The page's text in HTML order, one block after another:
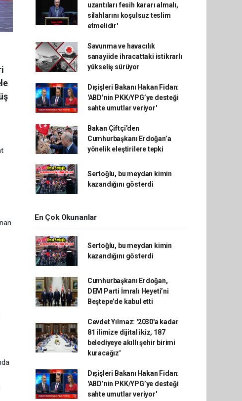
uzantıları fesih kararı almalı,
silahlarını koşulsuz teslim
etmelidir'
Savunma ve havacılık
sanayiide ihracattaki istikrarlı
yükseliş sürüyor
Dışişleri Bakanı Hakan Fidan:
'ABD’nin PKK/YPG’ye desteği
sahte umutlar veriyor'
Bakan Çiftçi’den
Cumhurbaşkanı Erdoğan’a
yönelik eleştirilere tepki
Sertoğlu, bu meydan kimin
kazandığını gösterdi
En Çok Okunanlar
Sertoğlu, bu meydan kimin
kazandığını gösterdi
Cumhurbaşkanı Erdoğan,
DEM Parti İmralı Heyeti’ni
Beştepe’de kabul etti
Cevdet Yılmaz: '2030'a kadar
81 ilimize dijital ikiz, 187
belediyeye akıllı şehir birimi
kuracağız'
Dışişleri Bakanı Hakan Fidan:
'ABD’nin PKK/YPG’ye desteği
sahte umutlar veriyor'